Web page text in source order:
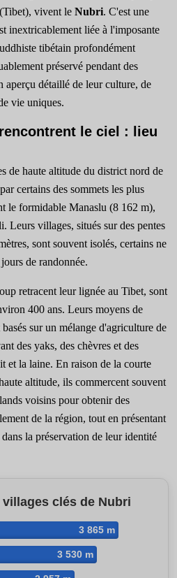
vivent le Nubri. C'est une
inextricablement liée à l'imposante
tibétain profondément
préservé pendant des
aperçu détaillé de leur culture, de
vie uniques.
le ciel : lieu
de haute altitude du district nord de
certains des sommets les plus
le formidable Manaslu (8 162 m),
Leurs villages, situés sur des pentes
sont souvent isolés, certains ne
de randonnée.
retracent leur lignée au Tibet, sont
400 ans. Leurs moyens de
sur un mélange d'agriculture de
des yaks, des chèvres et des
et la laine. En raison de la courte
altitude, ils commercent souvent
voisins pour obtenir des
de la région, tout en présentant
la préservation de leur identité
clés de Nubri
3 865 m
3 530 m